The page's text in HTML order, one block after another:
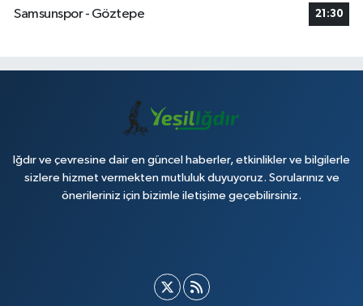
Samsunspor - Göztepe
21:30
Iğdır ve çevresine dair en güncel haberler, etkinlikler ve bilgilerle
sizlere hizmet vermekten mutluluk duyuyoruz. Sorularınız ve
önerileriniz için bizimle iletişime geçebilirsiniz.